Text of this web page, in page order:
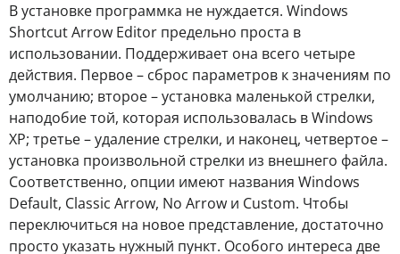
В установке программка не нуждается. Windows
Shortcut Arrow Editor предельно проста в
использовании. Поддерживает она всего четыре
действия. Первое – сброс параметров к значениям по
умолчанию; второе – установка маленькой стрелки,
наподобие той, которая использовалась в Windows
XP; третье – удаление стрелки, и наконец, четвертое –
установка произвольной стрелки из внешнего файла.
Соответственно, опции имеют названия Windows
Default, Classic Arrow, No Arrow и Custom. Чтобы
переключиться на новое представление, достаточно
просто указать нужный пункт. Особого интереса две